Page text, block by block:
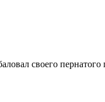
своего